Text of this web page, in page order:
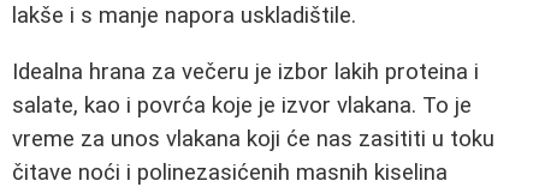
lakše i s manje napora uskladištile.
Idealna hrana za večeru je izbor lakih proteina i
salate, kao i povrća koje je izvor vlakana. To je
vreme za unos vlakana koji će nas zasititi u toku
čitave noći i polinezasićenih masnih kiselina